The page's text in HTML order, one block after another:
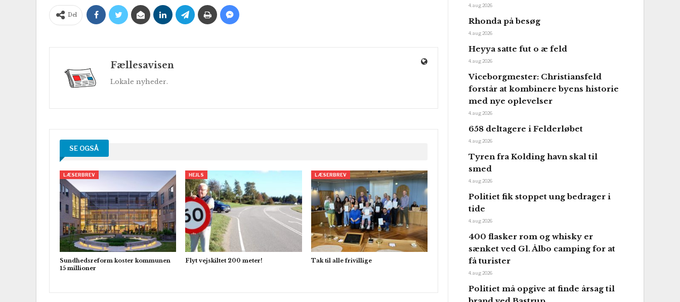
Del
Fællesavisen
Lokale nyheder.
SE OGSÅ
LÆSERBREV
Sundhedsreform koster kommunen
15 millioner
HEJLS
Flyt vejskiltet 200 meter!
LÆSERBREV
Tak til alle frivillige
4. aug 2026
Rhonda på besøg
4. aug 2026
Heyya satte fut o æ feld
4. aug 2026
Viceborgmester: Christiansfeld
forstår at kombinere byens historie
med nye oplevelser
4. aug 2026
658 deltagere i Felderløbet
4. aug 2026
Tyren fra Kolding havn skal til
smed
4. aug 2026
Politiet fik stoppet ung bedrager i
tide
4. aug 2026
400 flasker rom og whisky er
sænket ved Gl. Ålbo camping for at
få turister
4. aug 2026
Politiet må opgive at finde årsag til